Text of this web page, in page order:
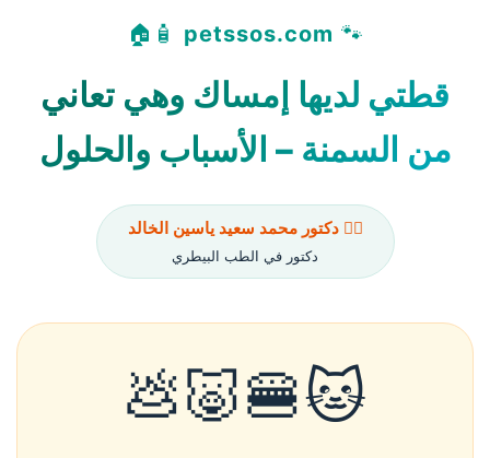
🐾
petssos.com
🧴🏠
قطتي لديها إمساك وهي تعاني
من السمنة – الأسباب والحلول
👨‍⚕️ دكتور محمد سعيد ياسين الخالد
دكتور في الطب البيطري
🐱🍔🐷💩